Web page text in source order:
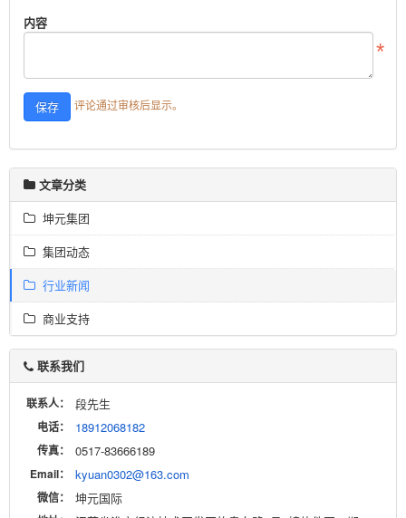
内容
评论通过审核后显示。
文章分类
坤元集团
集团动态
行业新闻
商业支持
联系我们
联系人： 段先生
电话： 18912068182
传真： 0517-83666189
Email： kyuan0302@163.com
微信： 坤元国际